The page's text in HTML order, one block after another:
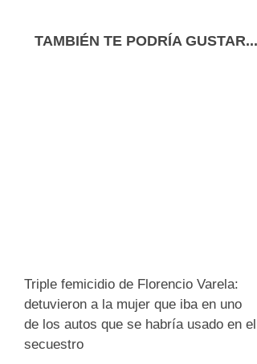
TAMBIÉN TE PODRÍA GUSTAR...
Triple femicidio de Florencio Varela:
detuvieron a la mujer que iba en uno
de los autos que se habría usado en el
secuestro